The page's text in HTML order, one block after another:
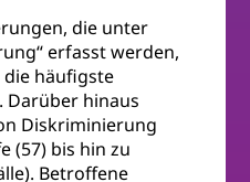
die unter
erfasst werden,
die häufigste
Darüber hinaus
Diskriminierung
(57) bis hin zu
Betroffene